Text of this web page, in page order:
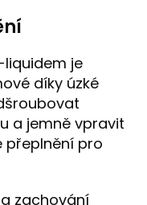
je
díky úzké
a jemně vpravit
přeplnění pro
zachování